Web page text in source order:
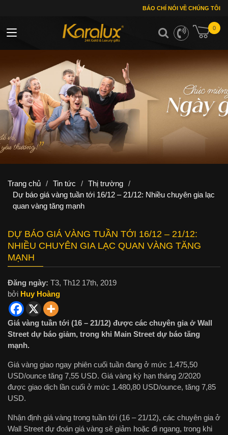
BÁO CHÍ NÓI VỀ CHÚNG TÔI
0
Toggle navigation
Trang chủ / Tin tức / Thị trường /
Dự báo giá vàng tuần tới 16/12 – 21/12: Nhiều chuyên gia lạc
quan vàng tăng mạnh
DỰ BÁO GIÁ VÀNG TUẦN TỚI 16/12 – 21/12:
NHIỀU CHUYÊN GIA LẠC QUAN VÀNG TĂNG
MẠNH
Đăng ngày: T3, Th12 17th, 2019
bởi Huy Hoàng
Giá vàng tuần tới (16 – 21/12) được các chuyên gia ở Wall
Street dự báo giảm, trong khi Main Street dự báo tăng
mạnh.
Giá vàng giao ngay phiên cuối tuần đang ở mức 1.475,50
USD/ounce tăng 7,55 USD. Giá vàng kỳ hạn tháng 2/2020
được giao dịch lần cuối ở mức 1.480,80 USD/ounce, tăng 7,85
USD.
Nhận định giá vàng trong tuần tới (16 – 21/12), các chuyên gia ở
Wall Street dự đoán giá vàng sẽ giảm hoặc đi ngang, trong khi